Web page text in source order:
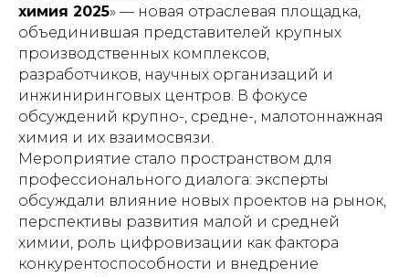
химия 2025» — новая отраслевая площадка,
объединившая представителей крупных
производственных комплексов,
разработчиков, научных организаций и
инжиниринговых центров. В фокусе
обсуждений крупно-, средне-, малотоннажная
химия и их взаимосвязи.
Мероприятие стало пространством для
профессионального диалога: эксперты
обсуждали влияние новых проектов на рынок,
перспективы развития малой и средней
химии, роль цифровизации как фактора
конкурентоспособности и внедрение